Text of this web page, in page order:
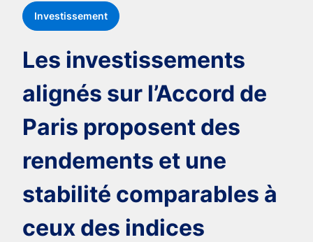
Investissement
Les investissements
alignés sur l’Accord de
Paris proposent des
rendements et une
stabilité comparables à
ceux des indices